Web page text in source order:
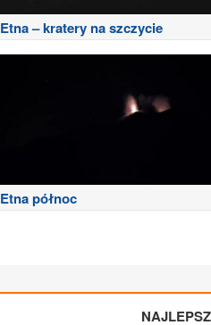
Etna – kratery na szczycie
Etna północ